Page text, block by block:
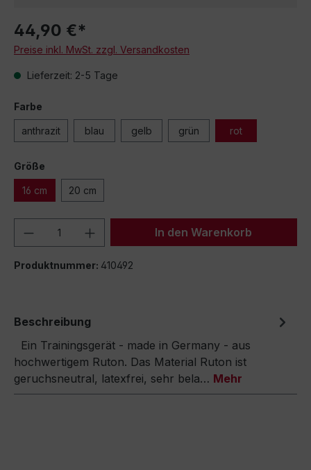
44,90 €*
Preise inkl. MwSt. zzgl. Versandkosten
Lieferzeit: 2-5 Tage
Farbe
anthrazit blau gelb grün rot
Größe
16 cm 20 cm
Produkt Anzahl: Gib denIn den Warenkorb
Produktnummer: 410492
Beschreibung
Ein Trainingsgerät - made in Germany - aus
hochwertigem Ruton. Das Material Ruton ist
geruchsneutral, latexfrei, sehr bela… Mehr